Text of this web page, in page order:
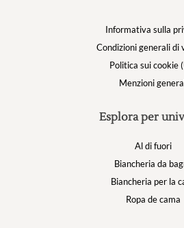
Informativa sulla
Condizioni generali di
Politica sui cookie
Menzioni
Esplora per
Al di fuori
Biancheria da
Biancheria per la
Ropa de cama